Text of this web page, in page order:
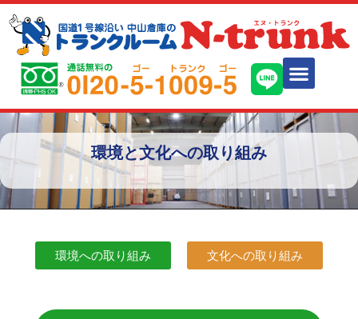
環境と文化への取り組み
環境への取り組み 文化への取り組み